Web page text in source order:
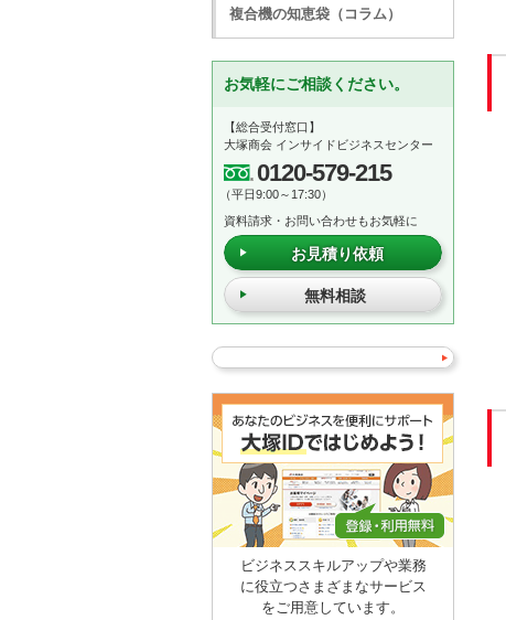
複合機の知恵袋（コラム）
お気軽にご相談ください。
【総合受付窓口】
大塚商会 インサイドビジネスセンター
0120-579-215
（平日9:00～17:30）
資料請求・お問い合わせもお気軽に
お見積り依頼
無料相談
ビジネススキルアップや業務
に役立つさまざまなサービス
をご用意しています。